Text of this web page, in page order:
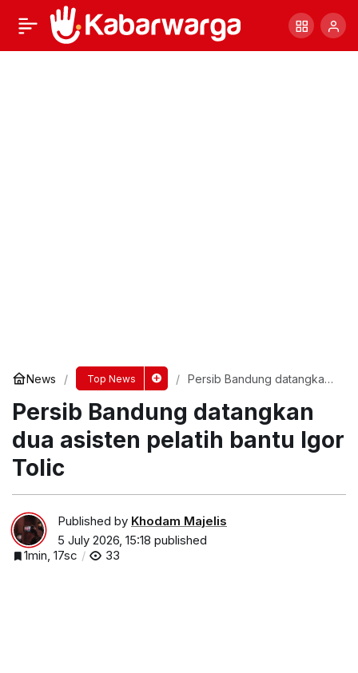
News Top News
Persib Bandung datangkan
Igor Tolic
Persib Bandung datangkan
dua asisten pelatih bantu Igor
Tolic
Published by Khodam Majelis
5 July 2026, 15:18 published
1min, 17sc
33